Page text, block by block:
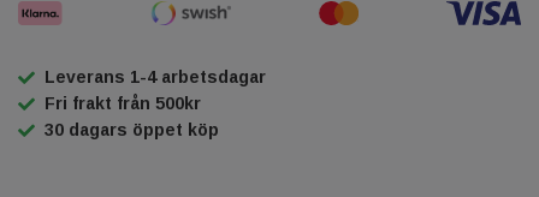
Leverans 1-4 arbetsdagar
Fri frakt från 500kr
30 dagars öppet köp